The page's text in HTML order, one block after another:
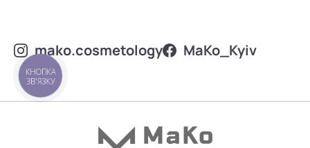
mako.cosmetology MаKo_Kyiv
КНОПКА
ЗВ'ЯЗКУ